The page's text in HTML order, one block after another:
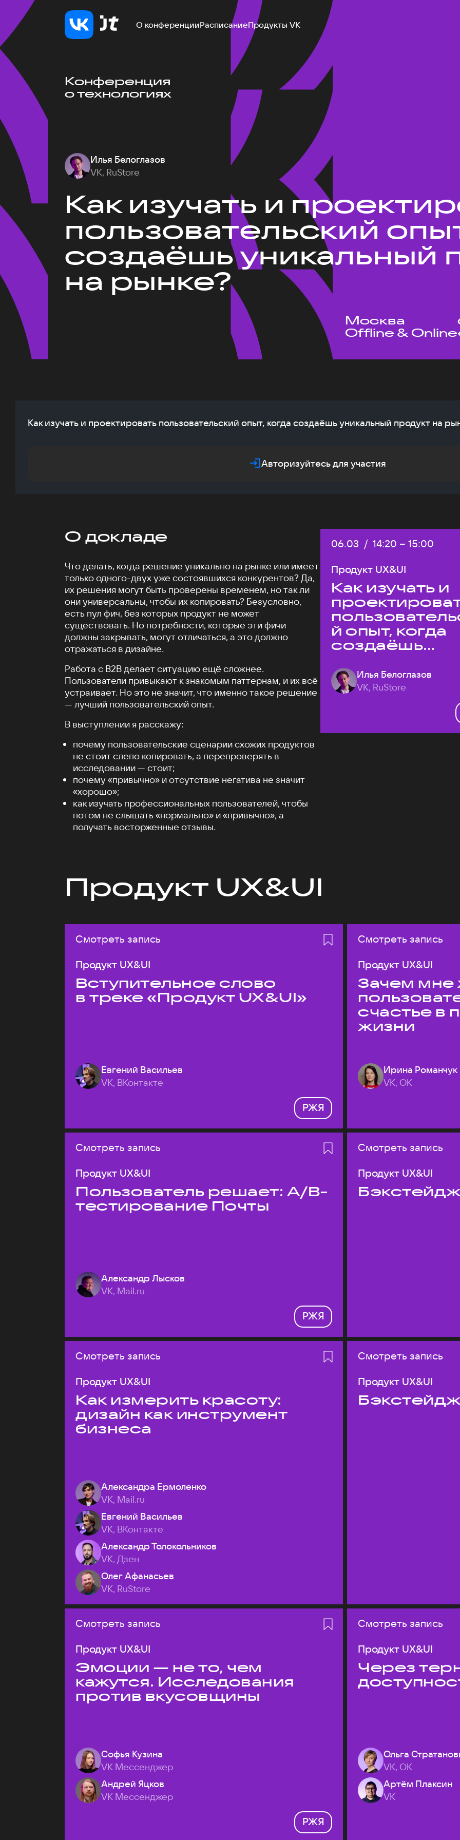
О конференцииРасписаниеПродукты VK
Конференция
о технологиях
Илья Белоглазов
VK, RuStore
Как изучать и
пользовательский
создаёшь уникальный
на рынке?
Москва
Offline & Online
Как изучать и проектировать пользовательский опыт, когда создаёшь уникальный продукт на
Авторизуйтесь для участия
О докладе
Что делать, когда решение уникально на рынке или имеет
только одного-двух уже состоявшихся конкурентов? Да,
их решения могут быть проверены временем, но так ли
они универсальны, чтобы их копировать? Безусловно,
есть пул фич, без которых продукт не может
существовать. Но потребности, которые эти фичи
должны закрывать, могут отличаться, а это должно
отражаться в дизайне.
Работа с B2B делает ситуацию ещё сложнее.
Пользователи привыкают к знакомым паттернам, и их всё
устраивает. Но это не значит, что именно такое решение
— лучший пользовательский опыт.
В выступлении я расскажу:
почему пользовательские сценарии схожих продуктов
не стоит слепо копировать, а перепроверять в
исследовании — стоит;
почему «привычно» и отсутствие негатива не значит
«хорошо»;
как изучать профессиональных пользователей, чтобы
потом не слышать «нормально» и «привычно», а
получать восторженные отзывы.
Дата:
06.03 / Начало:
14:20 – Конец:
15:00
Продукт UX&UI
Как изучать и
й опыт, когда
создаёшь
продукт на
рынке?
Илья Белоглазов
VK, RuStore
Продукт UX&UI
Смотреть запись
Продукт UX&UI
Вступительное слово
в треке «Продукт UX&UI»
Евгений Васильев
VK, ВКонтакте
РЖЯ
Смотреть запись
Продукт UX&UI
Зачем мне
счастье в
жизни
Ирина Романчук
VK, ОК
Смотреть запись
Продукт UX&UI
Пользователь решает: A/B-
тестирование Почты
Александр Лысков
VK, Mail.ru
РЖЯ
Смотреть запись
Продукт UX&UI
Бэкстейдж
Смотреть запись
Продукт UX&UI
Как измерить красоту:
дизайн как инструмент
бизнеса
Александра Ермоленко
VK, Mail.ru
Евгений Васильев
VK, ВКонтакте
Александр Толокольников
VK, Дзен
Олег Афанасьев
VK, RuStore
Смотреть запись
Продукт UX&UI
Бэкстейдж
Смотреть запись
Продукт UX&UI
Эмоции — не то, чем
кажутся. Исследования
против вкусовщины
Софья Кузина
VK Мессенджер
Андрей Яцков
VK Мессенджер
РЖЯ
Смотреть запись
Продукт UX&UI
Через
Ольга
VK, ОК
Артём Плаксин
VK